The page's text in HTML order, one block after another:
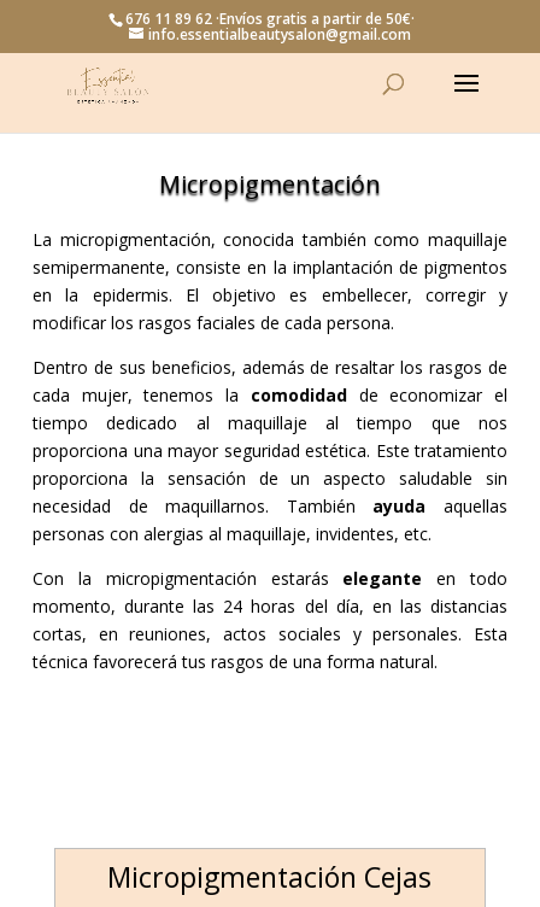
676 11 89 62 ·Envíos gratis a partir de 50€·
info.essentialbeautysalon@gmail.com
Micropigmentación
La micropigmentación, conocida también como maquillaje
semipermanente, consiste en la implantación de pigmentos
en la epidermis. El objetivo es embellecer, corregir y
modificar los rasgos faciales de cada persona.
Dentro de sus beneficios, además de resaltar los rasgos de
cada mujer, tenemos la comodidad de economizar el
tiempo dedicado al maquillaje al tiempo que nos
proporciona una mayor seguridad estética. Este tratamiento
proporciona la sensación de un aspecto saludable sin
necesidad de maquillarnos. También ayuda aquellas
personas con alergias al maquillaje, invidentes, etc.
Con la micropigmentación estarás elegante en todo
momento, durante las 24 horas del día, en las distancias
cortas, en reuniones, actos sociales y personales. Esta
técnica favorecerá tus rasgos de una forma natural.
Micropigmentación Cejas